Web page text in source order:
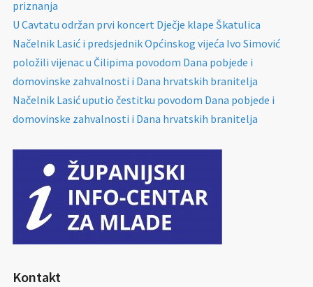
priznanja
U Cavtatu održan prvi koncert Dječje klape Škatulica
Načelnik Lasić i predsjednik Općinskog vijeća Ivo Simović
položili vijenac u Čilipima povodom Dana pobjede i
domovinske zahvalnosti i Dana hrvatskih branitelja
Načelnik Lasić uputio čestitku povodom Dana pobjede i
domovinske zahvalnosti i Dana hrvatskih branitelja
Kontakt